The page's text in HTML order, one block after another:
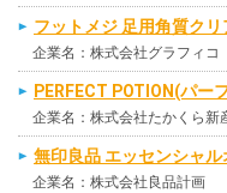
フットメジ 足用角質ク
企業名：株式会社グラフィコ
PERFECT POTION(パー
企業名：株式会社たかくら新
無印良品 エッセンシャ
企業名：株式会社良品計画